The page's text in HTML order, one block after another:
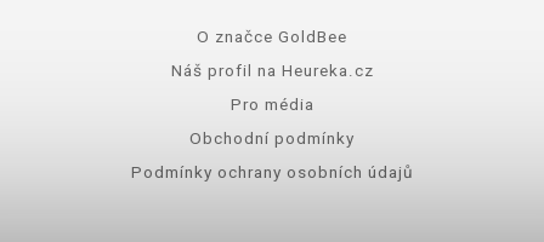
O značce GoldBee
Náš profil na Heureka.cz
Pro média
Obchodní podmínky
Podmínky ochrany osobních údajů